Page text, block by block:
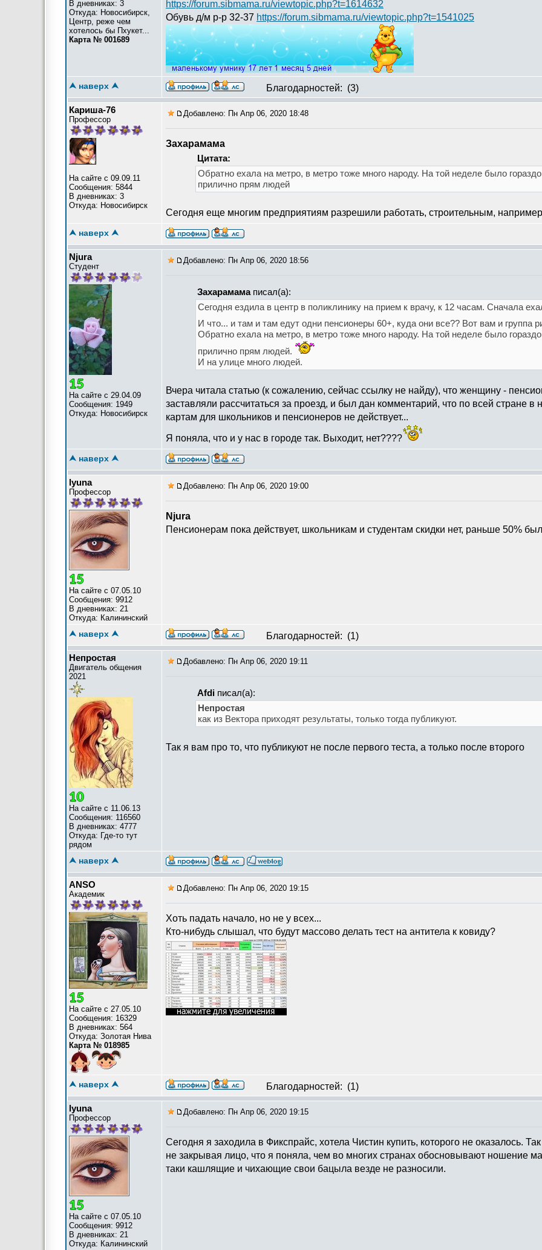
В дневниках: 3
Откуда: Новосибирск,
Центр, реже чем
хотелось бы Пхукет...
Карта № 001689
https://forum.sibmama.ru/viewtopic.php?t=1614632
Обувь д/м р-р 32-37 https://forum.sibmama.ru/viewtopic.php?t=1541025
⮝ наверх ⮝ Благодарностей: (3)
Кариша-76
Профессор
На сайте с 09.09.11
Сообщения: 5844
В дневниках: 3
Откуда: Новосибирск
Добавлено: Пн Апр 06, 2020 18:48
Захарамама
Цитата:
Обратно ехала на метро, в метро тоже много народу. На той неделе было
прилично прям людей
Сегодня еще многим предприятиям разрешили работать, строительным,
⮝ наверх ⮝
Njura
Студент
На сайте с 29.04.09
Сообщения: 1949
Откуда: Новосибирск
Добавлено: Пн Апр 06, 2020 18:56
Захарамамаписал(а):
Сегодня ездила в центр в поликлинику на прием к врачу, к 12 часам. Сначала
И что... и там и там едут одни пенсионеры 60+, куда они все?? Вот вам и группа
Обратно ехала на метро, в метро тоже много народу. На той неделе было
прилично прям людей.
И на улице много людей.
Вчера читала статью (к сожалению, сейчас ссылку не найду), что женщину -
заставляли рассчитаться за проезд, и был дан комментарий, что по всей стране
картам для школьников и пенсионеров не действует...
Я поняла, что и у нас в городе так. Выходит, нет????
⮝ наверх ⮝
lyuna
Профессор
На сайте с 07.05.10
Сообщения: 9912
В дневниках: 21
Откуда: Калининский
Добавлено: Пн Апр 06, 2020 19:00
Njura
Пенсионерам пока действует, школьникам и студентам скидки нет, раньше 50%
⮝ наверх ⮝ Благодарностей: (1)
Непростая
Двигатель общения
2021
На сайте с 11.06.13
Сообщения: 116560
В дневниках: 4777
Откуда: Где-то тут
рядом
Добавлено: Пн Апр 06, 2020 19:11
Afdi писал(а):
Непростая
как из Вектора приходят результаты, только тогда публикуют.
Так я вам про то, что публикуют не после первого теста, а только после второго
⮝ наверх ⮝
ANSO
Академик
На сайте с 27.05.10
Сообщения: 16329
В дневниках: 564
Откуда: Золотая Нива
Карта № 018985
Добавлено: Пн Апр 06, 2020 19:15
Хоть падать начало, но не у всех...
Кто-нибудь слышал, что будут массово делать тест на антитела к ковиду?
⮝ наверх ⮝ Благодарностей: (1)
lyuna
Профессор
На сайте с 07.05.10
Сообщения: 9912
В дневниках: 21
Откуда: Калининский
Добавлено: Пн Апр 06, 2020 19:15
Сегодня я заходила в Фикспрайс, хотела Чистин купить, которого не оказалось.
не закрывая лицо, что я поняла, чем во многих странах обосновывают ношение
таки кашлящие и чихающие свои бацыла везде не разносили.